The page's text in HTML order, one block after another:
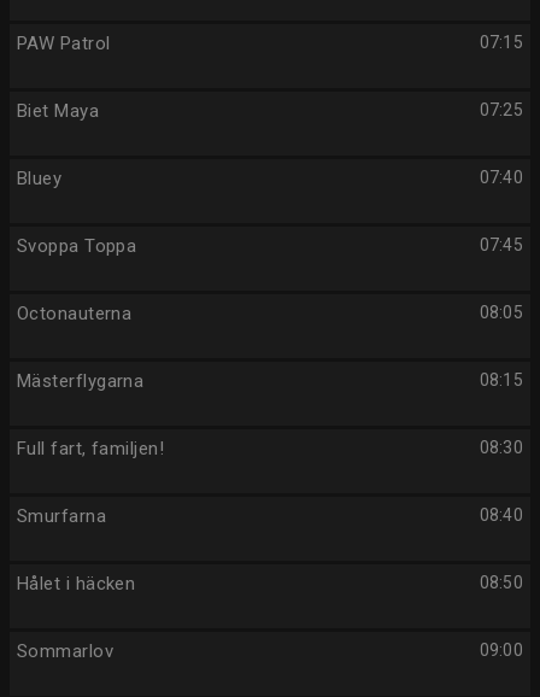
07:15
PAW Patrol
07:25
Biet Maya
07:40
Bluey
07:45
Svoppa Toppa
08:05
Octonauterna
08:15
Mästerflygarna
08:30
Full fart, familjen!
08:40
Smurfarna
08:50
Hålet i häcken
09:00
Sommarlov